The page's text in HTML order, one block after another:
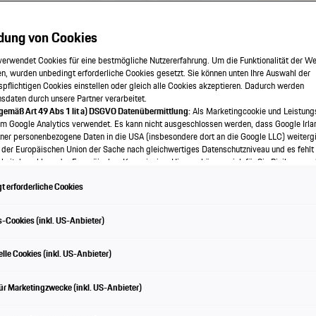
entdecken
Leistung auf einen
von Cookies
Cookies für eine bestmögliche Nutzererfahrung. Um die Funktionalität der
wurden unbedingt erforderliche Cookies gesetzt. Sie können unten Ihre Auswahl der
Cookies einstellen oder gleich alle Cookies akzeptieren. Dadurch werden
durch unsere Partner verarbeitet.
Art 49 Abs 1 lit a) DSGVO Datenübermittlung:Als Marketingcookie und
Google Analytics verwendet. Es kann nicht ausgeschlossen werden, dass Google
personenbezogene Daten in die USA (insbesondere dort an die Google LLC)
Europäischen Union der Sache nach gleichwertiges Datenschutzniveau und es
der Europäischen Kommission. Hieraus können sich für Sie Risiken
weil nicht ausgeschlossen werden kann, dass aufgrund aktueller Gesetze US-
auch für US-Dienstleister erlauben, dann stimmen Sie damit auch gemäß Art 49
die für Zwecke von Google Analytics gesetzt werden, finden Sie in den Cookie-
für diese Website und die Cookies ist die Porsche Austria GmbH und Co. OG.
erforderliche Cookies
Cookies (inkl. US-Anbieter)
Cookies (inkl. US-Anbieter)
Marketingzwecke (inkl. US-Anbieter)